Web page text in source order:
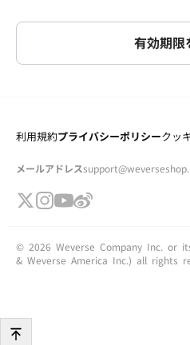
有効期限
利用規約プライバシーポリシークッ
メールアドレス
© 2026 Weverse Company Inc. or
& Weverse America Inc.) all rights